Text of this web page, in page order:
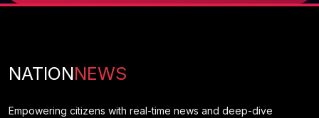
NATIONNEWS
Empowering citizens with real-time news and deep-dive